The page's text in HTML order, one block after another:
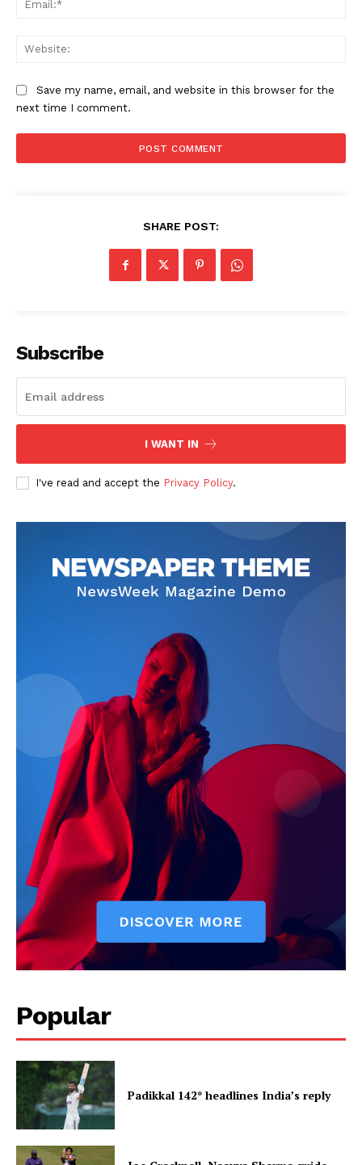
Save my name, email, and website in this browser for the
next time I comment.
SHARE POST:
Subscribe
I WANT IN
I've read and accept the Privacy Policy.
Popular
Padikkal 142* headlines India’s reply